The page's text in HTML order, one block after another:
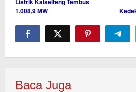
Listrik Kalselteng Tembus
1.008,9 MW
Baca Juga